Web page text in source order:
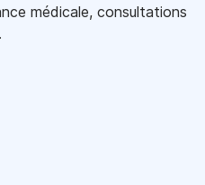
médicale, consultations